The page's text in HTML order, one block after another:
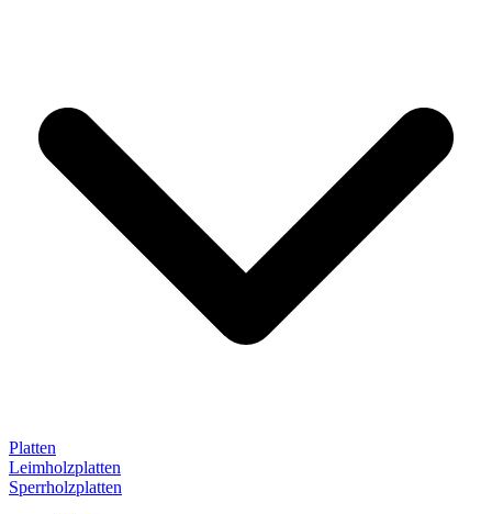
Platten
Leimholzplatten
Sperrholzplatten